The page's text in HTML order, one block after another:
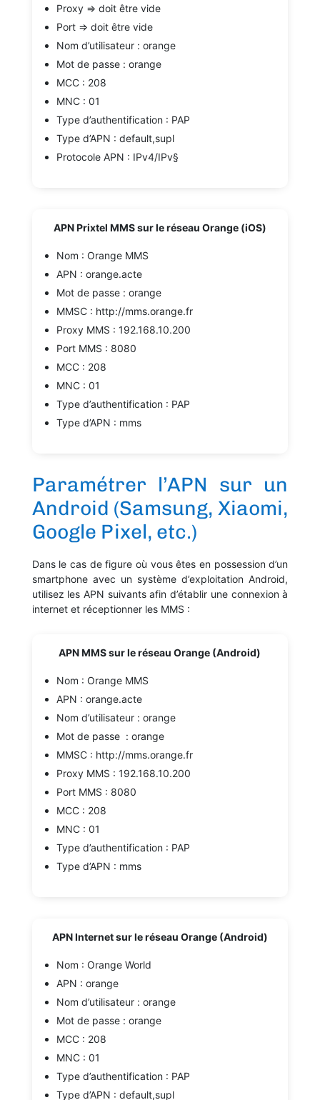
Proxy => doit être vide
Port => doit être vide
Nom d’utilisateur : orange
Mot de passe : orange
MCC : 208
MNC : 01
Type d’authentification : PAP
Type d’APN : default,supl
Protocole APN : IPv4/IPv§
APN Prixtel MMS sur le réseau Orange (iOS)
Nom : Orange MMS
APN : orange.acte
Mot de passe : orange
MMSC : http://mms.orange.fr
Proxy MMS : 192.168.10.200
Port MMS : 8080
MCC : 208
MNC : 01
Type d’authentification : PAP
Type d’APN : mms
Paramétrer l’APN sur un
Android (Samsung, Xiaomi,
Google Pixel, etc.)
Dans le cas de figure où vous êtes en possession d’un
smartphone avec un système d’exploitation Android,
utilisez les APN suivants afin d’établir une connexion à
internet et réceptionner les MMS :
APN MMS sur le réseau Orange (Android)
Nom : Orange MMS
APN : orange.acte
Nom d’utilisateur : orange
Mot de passe : orange
MMSC : http://mms.orange.fr
Proxy MMS : 192.168.10.200
Port MMS : 8080
MCC : 208
MNC : 01
Type d’authentification : PAP
Type d’APN : mms
APN Internet sur le réseau Orange (Android)
Nom : Orange World
APN : orange
Nom d’utilisateur : orange
Mot de passe : orange
MCC : 208
MNC : 01
Type d’authentification : PAP
Type d’APN : default,supl